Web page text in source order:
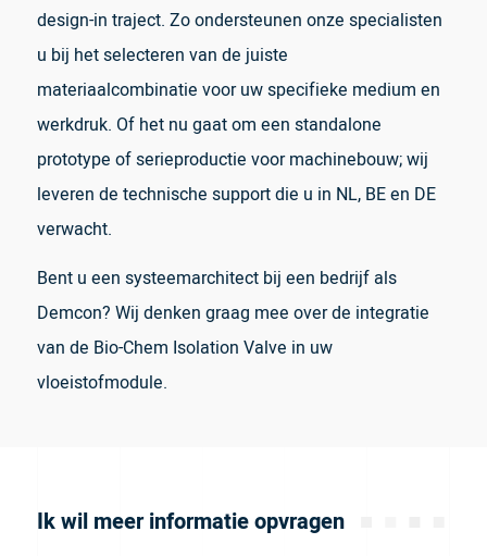
design-in traject. Zo ondersteunen onze specialisten
u bij het selecteren van de juiste
materiaalcombinatie voor uw specifieke medium en
werkdruk. Of het nu gaat om een standalone
prototype of serieproductie voor machinebouw; wij
leveren de technische support die u in NL, BE en DE
verwacht.
Bent u een systeemarchitect bij een bedrijf als
Demcon? Wij denken graag mee over de integratie
van de Bio-Chem Isolation Valve in uw
vloeistofmodule.
Ik wil meer informatie opvragen